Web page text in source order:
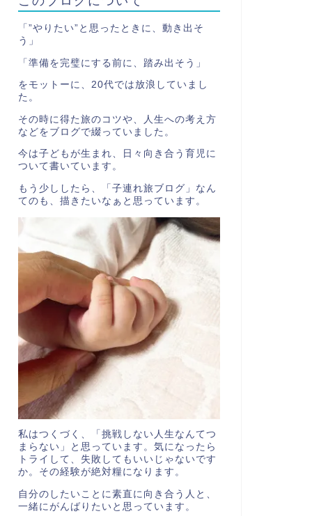
「”やりたい”と思ったときに、動き出そ
う」
「準備を完璧にする前に、踏み出そう」
をモットーに、20代では放浪していまし
た。
その時に得た旅のコツや、人生への考え方
などをブログで綴っていました。
今は子どもが生まれ、日々向き合う育児に
ついて書いています。
もう少ししたら、「子連れ旅ブログ」なん
てのも、描きたいなぁと思っています。
私はつくづく、「挑戦しない人生なんてつ
まらない」と思っています。気になったら
トライして、失敗してもいいじゃないです
か。その経験が絶対糧になります。
自分のしたいことに素直に向き合う人と、
一緒にがんばりたいと思っています。